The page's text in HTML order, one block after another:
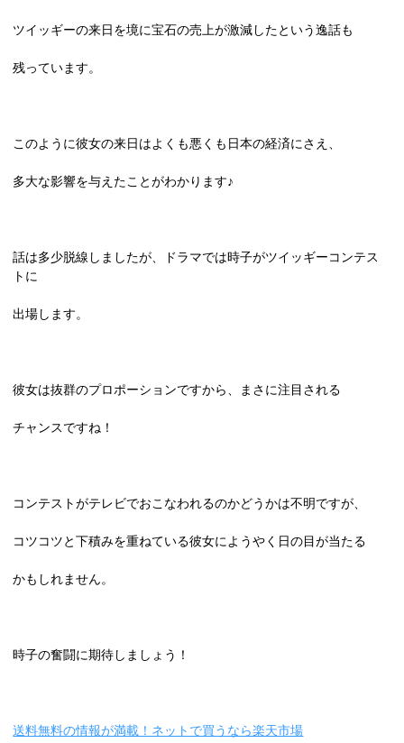
ツイッギーの来日を境に宝石の売上が激減したという逸話も
残っています。
このように彼女の来日はよくも悪くも日本の経済にさえ、
多大な影響を与えたことがわかります♪
話は多少脱線しましたが、ドラマでは時子がツイッギーコンテス
トに
出場します。
彼女は抜群のプロポーションですから、まさに注目される
チャンスですね！
コンテストがテレビでおこなわれるのかどうかは不明ですが、
コツコツと下積みを重ねている彼女にようやく日の目が当たる
かもしれません。
時子の奮闘に期待しましょう！
送料無料の情報が満載！ネットで買うなら楽天市場